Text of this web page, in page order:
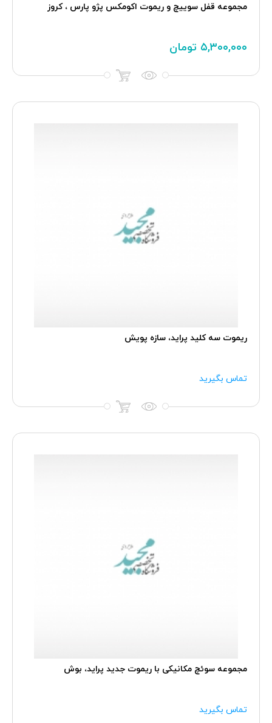
مجموعه قفل سوییچ و ریموت اکومکس پژو پارس ، کروز
۵,۳۰۰,۰۰۰ تومان
ریموت سه کلید پراید، سازه پویش
تماس بگیرید
مجموعه سوئچ مکانیکی با ریموت جدید پراید، بوش
تماس بگیرید